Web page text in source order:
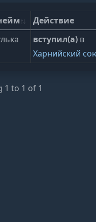
Действие
вступил(а) в
Харнийский
1 to 1 of 1